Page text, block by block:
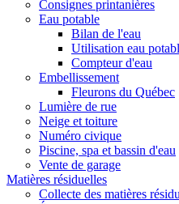
Consignes printanières
Eau potable
Bilan de l'eau
Utilisation eau
Compteur d'eau
Embellissement
Fleurons du Québec
Lumière de rue
Neige et toiture
Numéro civique
Piscine, spa et bassin d'eau
Vente de garage
Matières résiduelles
Collecte des matières